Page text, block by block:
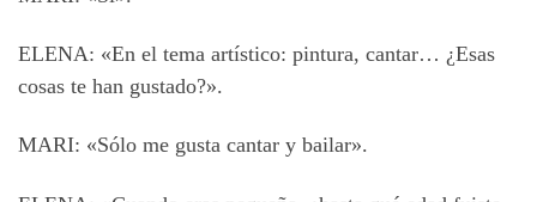
ELENA: «En el tema artístico: pintura, cantar… ¿Esas
cosas te han gustado?».
MARI: «Sólo me gusta cantar y bailar».